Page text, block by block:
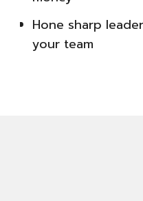
Hone sharp
your team